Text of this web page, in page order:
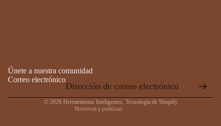
Únete a nuestra comunidad
Correo electrónico
© 2026 Herramientas Inteligentes, Tecnología de Shopify
Términos y políticas
Política de envío
Información de contacto